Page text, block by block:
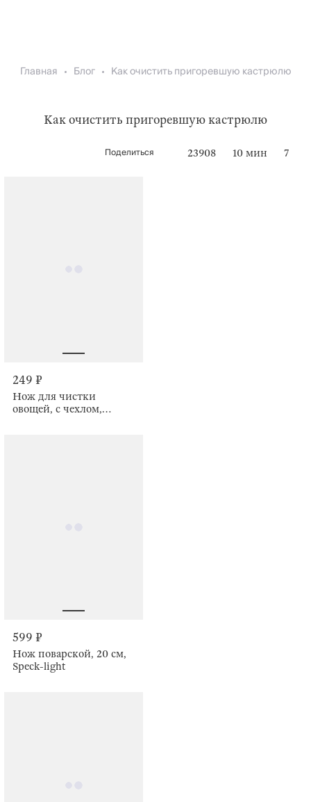
Главная Блог Как очистить пригоревшую кастрюлю
Как очистить пригоревшую кастрюлю
Поделиться 23908 10 мин 7
249 ₽
Нож для чистки
овощей, с чехлом,
599 ₽
Нож поварской, 20 см,
Speck-light